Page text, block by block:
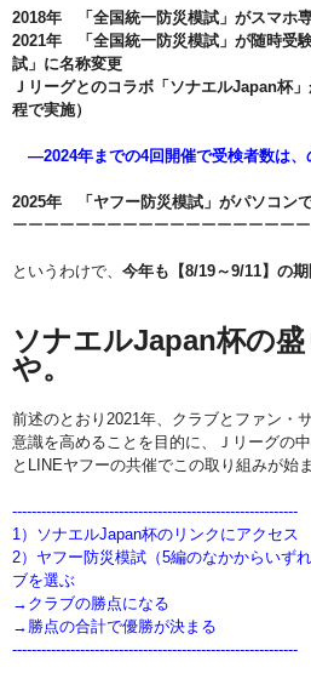
2018年 「全国統一防災模試」がスマホ
2021年 「全国統一防災模試」が随時受
試」に名称変更
Ｊリーグとのコラボ「ソナエルJapan杯
程で実施）
―2024年までの4回開催で受検者数は
2025年 「ヤフー防災模試」がパソコン
ーーーーーーーーーーーーーーーーーー
というわけで、 今年も【8/19～9/11】の
ソナエルJapan杯の
や。
前述のとおり2021年、クラブとファン・
意識を高めることを目的に、Ｊリーグの
とLINEヤフーの共催でこの取り組みが始
-----------------------------------------------------------
1）ソナエルJapan杯のリンクにアクセス
2）ヤフー防災模試（5編のなかからいず
ブを選ぶ
→クラブの勝点になる
→勝点の合計で優勝が決まる
-----------------------------------------------------------